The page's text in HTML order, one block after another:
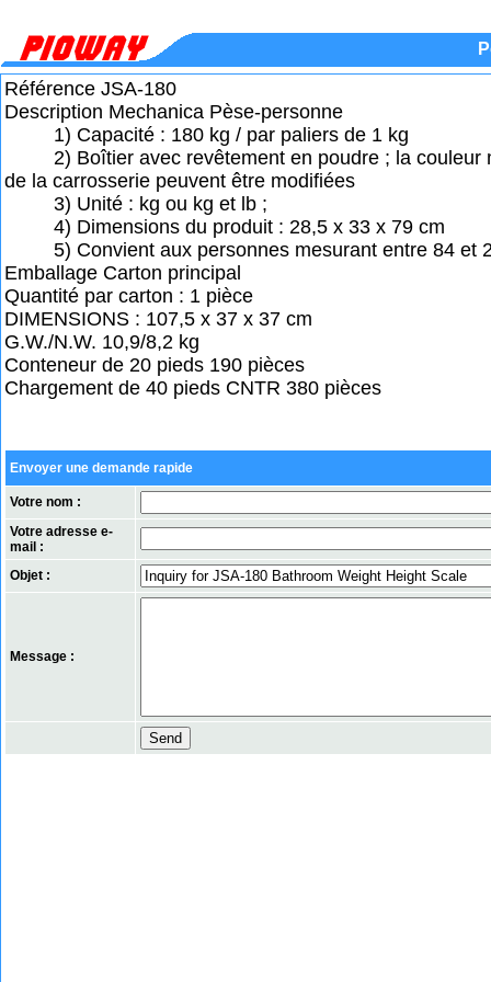
Référence JSA-180
Description Mechanica Pèse-personne
1) Capacité : 180 kg / par paliers de 1 kg
2) Boîtier avec revêtement en poudre ; la couleur
de la carrosserie peuvent être modifiées
3) Unité : kg ou kg et lb ;
4) Dimensions du produit : 28,5 x 33 x 79 cm
5) Convient aux personnes mesurant entre 84 et
Emballage Carton principal
Quantité par carton : 1 pièce
DIMENSIONS : 107,5 x 37 x 37 cm
G.W./N.W. 10,9/8,2 kg
Conteneur de 20 pieds 190 pièces
Chargement de 40 pieds CNTR 380 pièces
Envoyer une demande rapide
Votre nom :
Votre adresse e-
mail :
Objet :
Message :